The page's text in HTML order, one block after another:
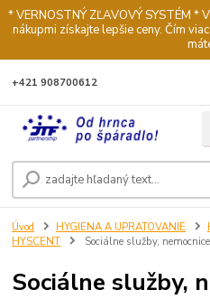
* VERNOSTNÝ ZĽAVOVÝ SYSTÉM
nákupmi získajte lepšie ceny. Čím
+421 908700612
Úvod HYGIENA A UPRATOVANIE
HYSCENT
Sociálne služby, nemocnice
Sociálne služby,